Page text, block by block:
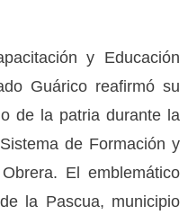
y Educación
Guárico reafirmó su
de la patria durante la
de Formación y
El emblemático
la Pascua, municipio